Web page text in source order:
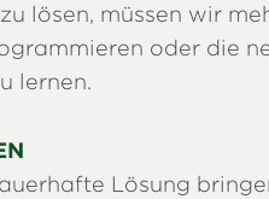
lösen, müssen wir
oder die
lernen.
Lösung